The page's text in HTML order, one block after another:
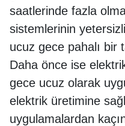
saatlerinde fazla
sistemlerinin
ucuz gece pahalı bir
Daha önce ise
gece ucuz olarak
elektrik üretimine
uygulamalardan